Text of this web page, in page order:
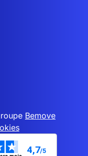
Bemove
4,7/5